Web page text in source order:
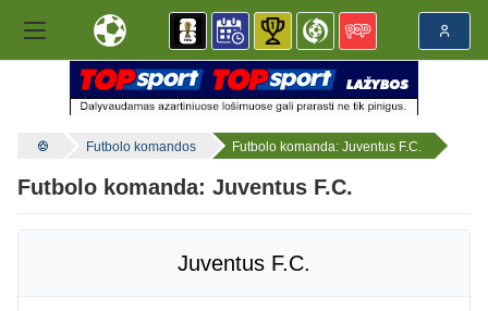
Futbolo komandos Futbolo komanda: Juventus F.C.
Futbolo komanda: Juventus F.C.
Juventus F.C.